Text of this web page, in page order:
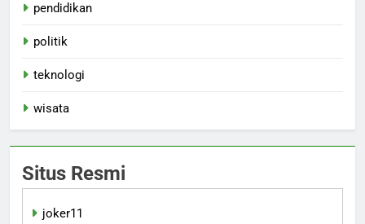
pendidikan
politik
teknologi
wisata
Situs Resmi
joker11